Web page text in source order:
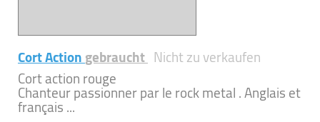
Cort Actiongebraucht Nicht zu verkaufen
Cort action rouge
Chanteur passionner par le rock metal . Anglais et
français ...